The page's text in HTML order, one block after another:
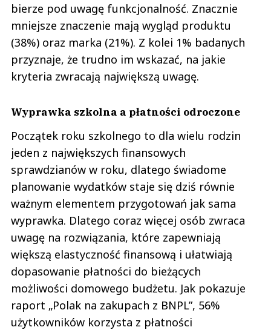
bierze pod uwagę funkcjonalność. Znacznie
mniejsze znaczenie mają wygląd produktu
(38%) oraz marka (21%). Z kolei 1% badanych
przyznaje, że trudno im wskazać, na jakie
kryteria zwracają największą uwagę.
Wyprawka szkolna a płatności odroczone
Początek roku szkolnego to dla wielu rodzin
jeden z największych finansowych
sprawdzianów w roku, dlatego świadome
planowanie wydatków staje się dziś równie
ważnym elementem przygotowań jak sama
wyprawka. Dlatego coraz więcej osób zwraca
uwagę na rozwiązania, które zapewniają
większą elastyczność finansową i ułatwiają
dopasowanie płatności do bieżących
możliwości domowego budżetu. Jak pokazuje
raport „Polak na zakupach z BNPL”, 56%
użytkowników korzysta z płatności